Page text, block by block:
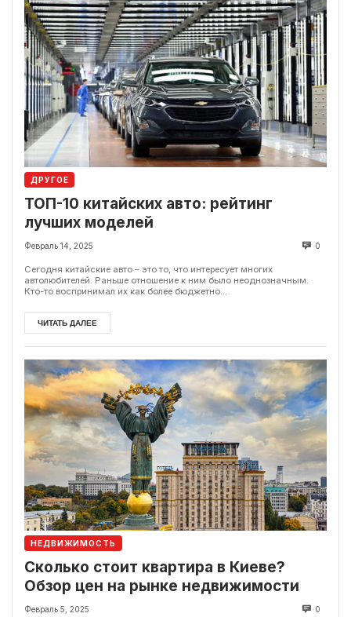
ДРУГОЕ
ТОП-10 китайских авто: рейтинг
лучших моделей
Февраль 14, 2025 0
Сегодня китайские авто – это то, что интересует многих
автолюбителей. Раньше отношение к ним было неоднозначным.
Кто-то воспринимал их как более бюджетно...
ЧИТАТЬ ДАЛЕЕ
НЕДВИЖИМОСТЬ
Сколько стоит квартира в Киеве?
Обзор цен на рынке недвижимости
Февраль 5, 2025 0